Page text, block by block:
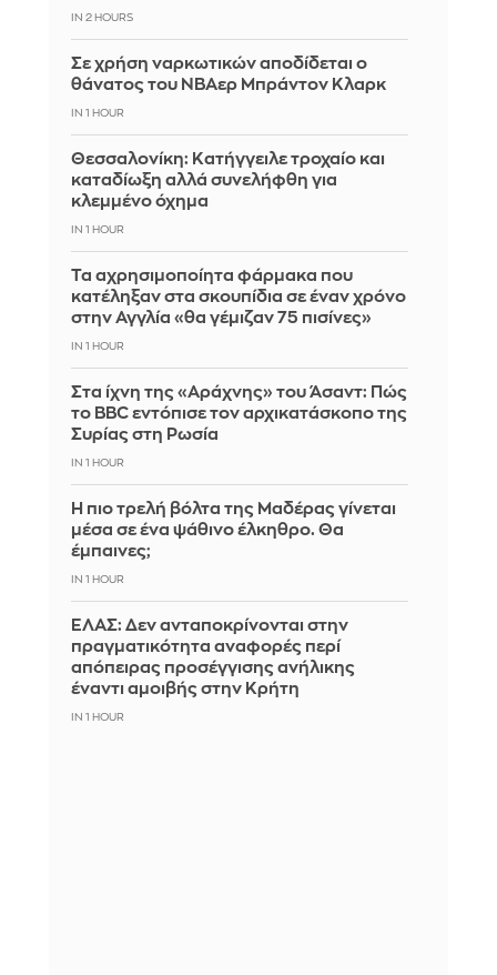
IN 2 HOURS
Σε χρήση ναρκωτικών αποδίδεται ο
θάνατος του ΝΒΑερ Μπράντον Κλαρκ
IN 1 HOUR
Θεσσαλονίκη: Κατήγγειλε τροχαίο και
καταδίωξη αλλά συνελήφθη για
κλεμμένο όχημα
IN 1 HOUR
Τα αχρησιμοποίητα φάρμακα που
κατέληξαν στα σκουπίδια σε έναν χρόνο
στην Αγγλία «θα γέμιζαν 75 πισίνες»
IN 1 HOUR
Στα ίχνη της «Αράχνης» του Άσαντ: Πώς
το BBC εντόπισε τον αρχικατάσκοπο της
Συρίας στη Ρωσία
IN 1 HOUR
Η πιο τρελή βόλτα της Μαδέρας γίνεται
μέσα σε ένα ψάθινο έλκηθρο. Θα
έμπαινες;
IN 1 HOUR
ΕΛΑΣ: Δεν ανταποκρίνονται στην
πραγματικότητα αναφορές περί
απόπειρας προσέγγισης ανήλικης
έναντι αμοιβής στην Κρήτη
IN 1 HOUR